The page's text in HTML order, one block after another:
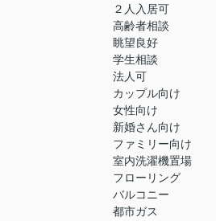
２人入居可
高齢者相談
眺望良好
学生相談
法人可
カップル向け
女性向け
新婚さん向け
ファミリー向け
室内洗濯機置場
フローリング
バルコニー
都市ガス